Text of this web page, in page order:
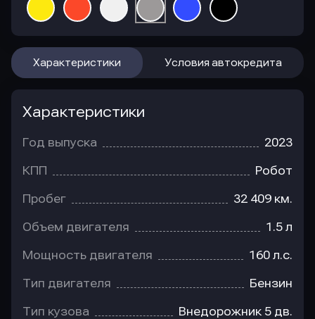
Характеристики Условия автокредита
Характеристики
Год выпуска 2023
КПП Робот
Пробег 32 409 км.
Объем двигателя 1.5 л
Мощность двигателя 160 л.с.
Тип двигателя Бензин
Тип кузова Внедорожник 5 дв.